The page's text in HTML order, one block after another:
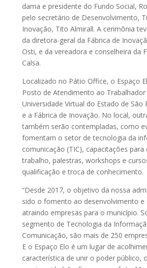
dama e presidente do Fundo Social,
pelo secretário de Desenvolvimento,
Inovação, Tito Almirall. A cerimônia
da diretora-geral da Fábrica de
Osti, e da vereadora e conselheira da
Calsa.
Localizado no Pátio Office, o Espaço
Posto de Atendimento ao Trabalhador
Universidade Virtual do Estado de São
e a Fábrica de Inovação. No local,
também serão contempladas, como
fomentam o setor de tecnologia da
comunicação (TIC), capacitações
trabalho, palestras, workshops e
qualificação e troca de conhecimento.
“Desde 2017, o objetivo da nossa
sido o fomento ao desenvolvimento e
atraindo empresas para o município.
segmento de Tecnologia da
Comunicação, são mais de 250
E o Espaço Elo é um lugar de
característica de unir o poder público,